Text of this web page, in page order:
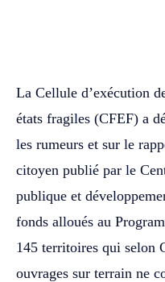
‎La Cellule d’exécution
états fragiles (CFEF) a
les rumeurs et sur le
citoyen publié par le
publique et
fonds alloués au
145 territoires qui selon
ouvrages sur terrain ne